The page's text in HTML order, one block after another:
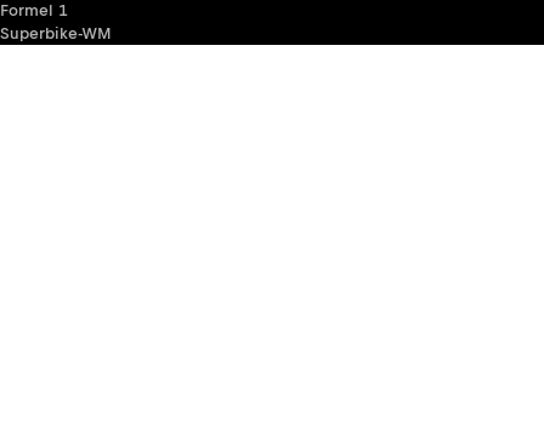
Formel 1
Superbike-WM